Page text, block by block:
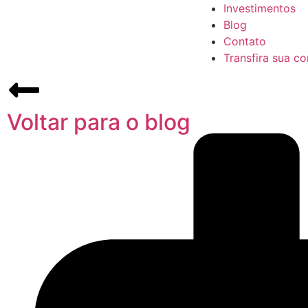
Investimentos
Blog
Contato
Transfira sua
Voltar para o blog